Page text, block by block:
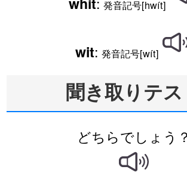
発音記号[hwít]
wit: 発音記号[wít]
聞き取りテス
どちらでしょう？